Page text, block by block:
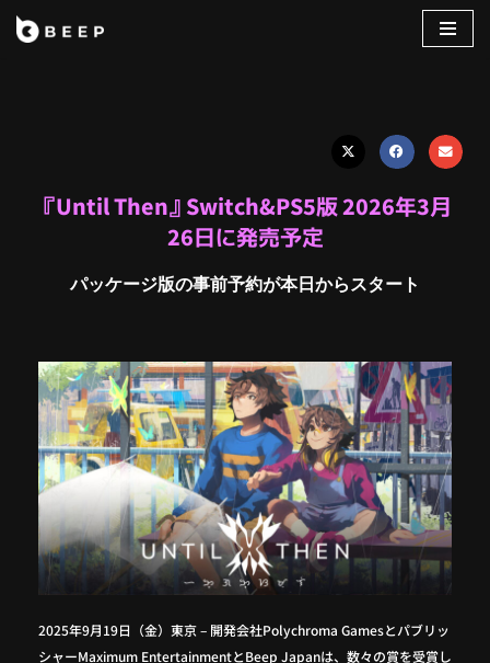
『Until Then』Switch&PS5版 2026年3月
26日に発売予定
パッケージ版の事前予約が本日からスタート
2025年9月19日（金）東京 – 開発会社Polychroma Gamesとパブリッ
シャーMaximum EntertainmentとBeep Japanは、数々の賞を受賞し